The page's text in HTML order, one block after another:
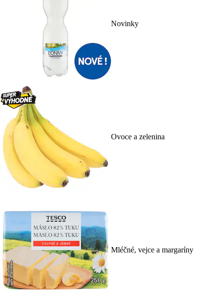
Novinky
Ovoce a zelenina
Mléčné, vejce a margaríny